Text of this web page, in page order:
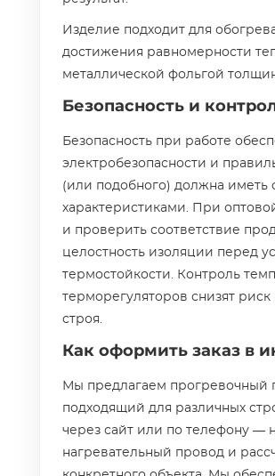
Изделие подходит для
достижения равномерности
металлической фольгой
Безопасность и
Безопасность при работе
электробезопасности и
(или подобного) должна иметь
характеристиками. При
и проверить соответствие
целостность изоляции перед
термостойкости. Контроль
терморегуляторов снизят
строя.
Как оформить заказ в
Мы предлагаем прогревочный
подходящий для различных
через сайт или по телефону —
нагревательный провод и